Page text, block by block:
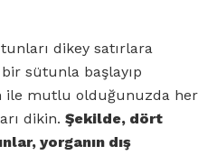
dikey satırlara
sütunla başlayıp
ile mutlu olduğunuzda her
dikin. Şekilde, dört
yorganın dış